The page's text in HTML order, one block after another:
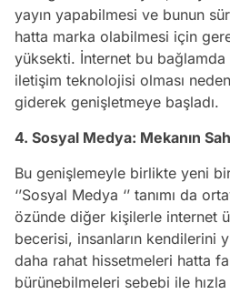
yayın yapabilmesi ve bunun
hatta marka olabilmesi için
yüksekti. İnternet bu
iletişim teknolojisi olması
giderek genişletmeye başladı.
4. Sosyal Medya: Mekanın
Bu genişlemeyle birlikte yeni
‘’Sosyal Medya ‘’ tanımı da
özünde diğer kişilerle internet
becerisi, insanların kendilerini
daha rahat hissetmeleri hatta
bürünebilmeleri sebebi ile